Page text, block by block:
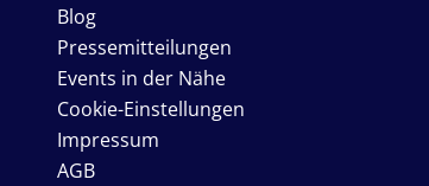
Blog
Pressemitteilungen
Events in der Nähe
Cookie-Einstellungen
Impressum
AGB